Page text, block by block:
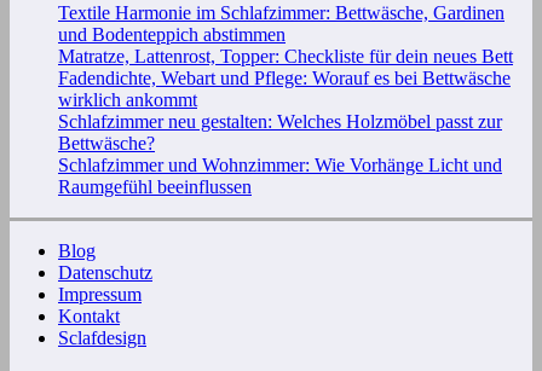
Textile Harmonie im Schlafzimmer: Bettwäsche, Gardinen
und Bodenteppich abstimmen
Matratze, Lattenrost, Topper: Checkliste für dein neues Bett
Fadendichte, Webart und Pflege: Worauf es bei Bettwäsche
wirklich ankommt
Schlafzimmer neu gestalten: Welches Holzmöbel passt zur
Bettwäsche?
Schlafzimmer und Wohnzimmer: Wie Vorhänge Licht und
Raumgefühl beeinflussen
Blog
Datenschutz
Impressum
Kontakt
Sclafdesign